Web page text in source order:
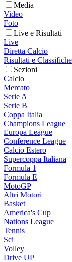
Media
Video
Foto
Live e Risultati
Live
Diretta Calcio
Risultati e Classifiche
Sezioni
Calcio
Mercato
Serie A
Serie B
Coppa Italia
Champions League
Europa League
Conference League
Calcio Estero
Supercoppa Italiana
Formula 1
Formula E
MotoGP
Altri Motori
Basket
America's Cup
Nations League
Tennis
Sci
Volley
Drive UP